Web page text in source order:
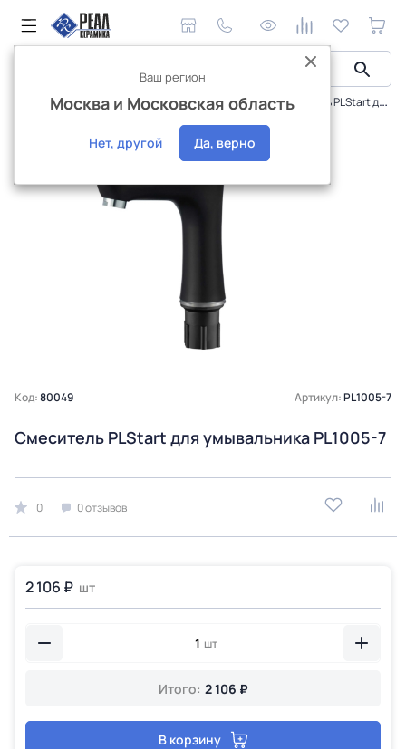
Сантехника и аксессуары Смесители Смеситель PLStart для умывальника PL1005-7
Интернет-магазин
Код:80049 Артикул:PL1005-7
Смеситель PLStart для умывальника PL1005-7
0 0 отзывов
2 106 ₽ шт
шт
Итого: 2 106 ₽
В корзину
Ваш регион
Москва и Московская область
Нет, другой Да, верно